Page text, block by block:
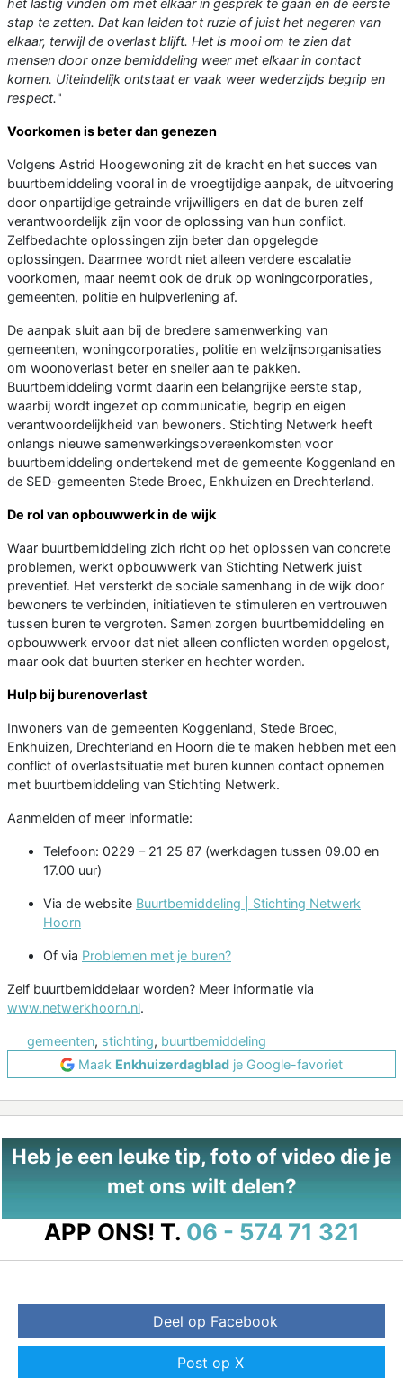
het lastig vinden om met elkaar in gesprek te gaan en de eerste
stap te zetten. Dat kan leiden tot ruzie of juist het negeren van
elkaar, terwijl de overlast blijft. Het is mooi om te zien dat
mensen door onze bemiddeling weer met elkaar in contact
komen. Uiteindelijk ontstaat er vaak weer wederzijds begrip en
respect."
Voorkomen is beter dan genezen
Volgens Astrid Hoogewoning zit de kracht en het succes van
buurtbemiddeling vooral in de vroegtijdige aanpak, de uitvoering
door onpartijdige getrainde vrijwilligers en dat de buren zelf
verantwoordelijk zijn voor de oplossing van hun conflict.
Zelfbedachte oplossingen zijn beter dan opgelegde
oplossingen. Daarmee wordt niet alleen verdere escalatie
voorkomen, maar neemt ook de druk op woningcorporaties,
gemeenten, politie en hulpverlening af.
De aanpak sluit aan bij de bredere samenwerking van
gemeenten, woningcorporaties, politie en welzijnsorganisaties
om woonoverlast beter en sneller aan te pakken.
Buurtbemiddeling vormt daarin een belangrijke eerste stap,
waarbij wordt ingezet op communicatie, begrip en eigen
verantwoordelijkheid van bewoners. Stichting Netwerk heeft
onlangs nieuwe samenwerkingsovereenkomsten voor
buurtbemiddeling ondertekend met de gemeente Koggenland en
de SED-gemeenten Stede Broec, Enkhuizen en Drechterland.
De rol van opbouwwerk in de wijk
Waar buurtbemiddeling zich richt op het oplossen van concrete
problemen, werkt opbouwwerk van Stichting Netwerk juist
preventief. Het versterkt de sociale samenhang in de wijk door
bewoners te verbinden, initiatieven te stimuleren en vertrouwen
tussen buren te vergroten. Samen zorgen buurtbemiddeling en
opbouwwerk ervoor dat niet alleen conflicten worden opgelost,
maar ook dat buurten sterker en hechter worden.
Hulp bij burenoverlast
Inwoners van de gemeenten Koggenland, Stede Broec,
Enkhuizen, Drechterland en Hoorn die te maken hebben met een
conflict of overlastsituatie met buren kunnen contact opnemen
met buurtbemiddeling van Stichting Netwerk.
Aanmelden of meer informatie:
Telefoon: 0229 – 21 25 87 (werkdagen tussen 09.00 en
17.00 uur)
Via de website Buurtbemiddeling | Stichting Netwerk
Hoorn
Of via Problemen met je buren?
Zelf buurtbemiddelaar worden? Meer informatie via
www.netwerkhoorn.nl.
gemeenten, stichting, buurtbemiddeling
Maak Enkhuizerdagblad je Google-favoriet
Heb je een leuke tip, foto of video die je
met ons wilt delen?
APP ONS! T. 06 - 574 71 321
Deel op Facebook
Post op X